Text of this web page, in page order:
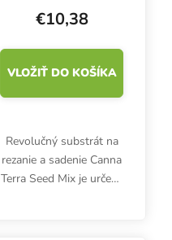
€10,38
VLOŽIŤ DO KOŠÍKA
Revolučný substrát na
rezanie a sadenie Canna
Terra Seed Mix je určený